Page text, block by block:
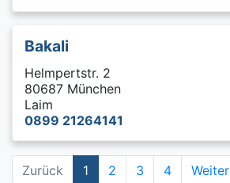
Bakali
Helmpertstr. 2
80687 München
Laim
0899 21264141
Zurück 1 2 3 4 Weiter